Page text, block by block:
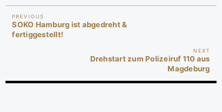
Beitragsnavigation
Previous
Post
PREVIOUS
SOKO Hamburg ist abgedreht &
fertiggestellt!
NEXT
Drehstart zum Polizeiruf 110 aus
Magdeburg